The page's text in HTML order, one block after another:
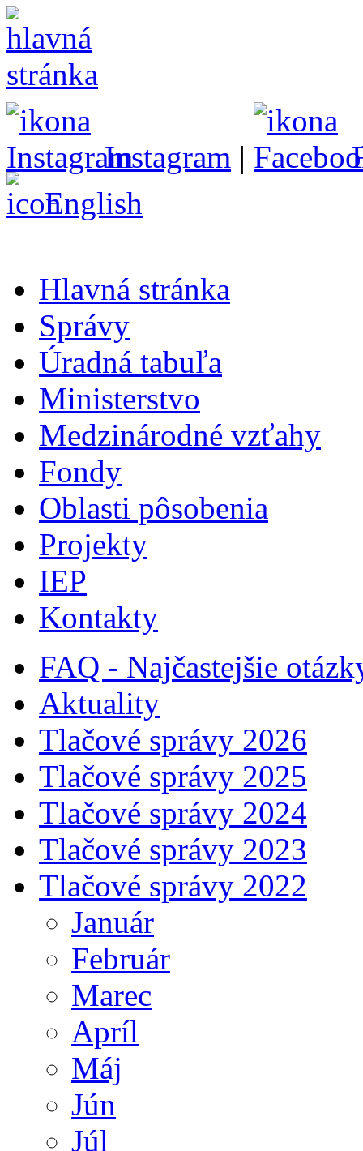
Instagram |
English
Hlavná stránka
Správy
Úradná tabuľa
Ministerstvo
Medzinárodné vzťahy
Fondy
Oblasti pôsobenia
Projekty
IEP
Kontakty
FAQ - Najčastejšie
Aktuality
Tlačové správy 2026
Tlačové správy 2025
Tlačové správy 2024
Tlačové správy 2023
Tlačové správy 2022
Január
Február
Marec
Apríl
Máj
Jún
Júl